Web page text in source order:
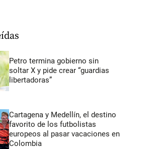
Petro termina gobierno sin
soltar X y pide crear “guardias
libertadoras”
Cartagena y Medellín, el destino
favorito de los futbolistas
europeos al pasar vacaciones en
Colombia